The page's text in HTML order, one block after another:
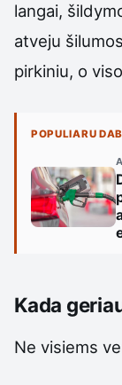
langai,
atveju
pirkiniu, o
POPULIARU
Kada
Ne visiems